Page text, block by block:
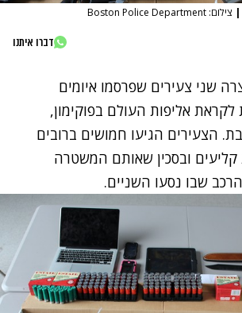
| צילום: Boston Police Department
דברו איתנו
שני צעירים שפרסמו איומים
אליפות העולם בפוקימון,
הצעירים הגיעו חמושים ברובים
קליעים ובסכין שאותם המשטרה
שבו נסעו השניים.